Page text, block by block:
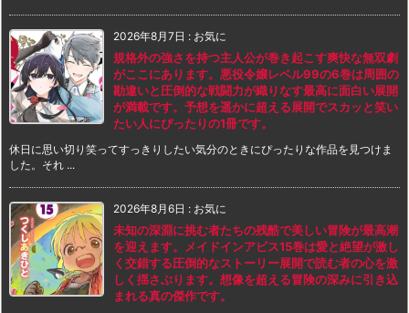
2026年8月7日 : お気に
規格外の強さを持つ主人公が巻き起こす爽快な無双劇
がここにあります。悪役令嬢レベル99の6巻は周囲の
勘違いと圧倒的な戦闘力が織りなす最高に面白い展開
が満載です。予想を遥かに超える展開でスカッと笑い
たい人にぴったりの1冊です。
休日に思い切り笑ってすっきりしたい気分のときにぴったりな作品を見つけま
した。それ ...
2026年8月6日 : お気に
未知の深淵に挑む者たちの残酷で美しい冒険が最高潮
を迎えます。メイドインアビス15巻は愛と絶望が激し
く交錯する圧倒的なストーリー展開で読む者の心を激
しく揺さぶります。想像を超える冒険の深みに引き込
まれる真の傑作です。